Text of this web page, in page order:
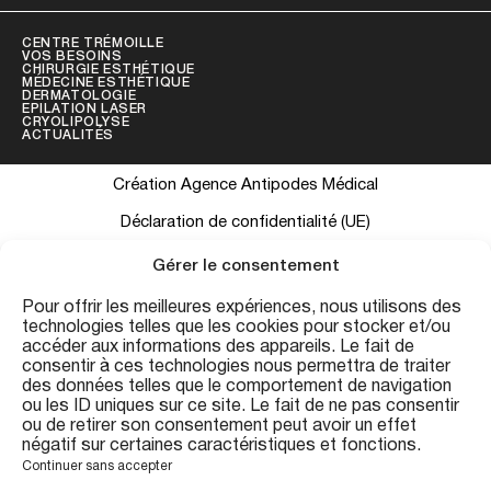
Gérer le consentement
Pour offrir les meilleures expériences, nous utilisons des
technologies telles que les cookies pour stocker et/ou
accéder aux informations des appareils. Le fait de
consentir à ces technologies nous permettra de traiter
des données telles que le comportement de navigation
ou les ID uniques sur ce site. Le fait de ne pas consentir
ou de retirer son consentement peut avoir un effet
négatif sur certaines caractéristiques et fonctions.
Continuer sans accepter
CENTRE TRÉMOILLE
VOS BESOINS
CHIRURGIE ESTHÉTIQUE
MÉDECINE ESTHÉTIQUE
DERMATOLOGIE
EPILATION LASER
CRYOLIPOLYSE
ACTUALITÉS
Création Agence Antipodes Médical
Déclaration de confidentialité (UE)
Conditions générales
Les informations contenues sur ce site ont une visée informative et
ne se substituent pas à une consultation médicale personnalisée.
Conformément au Code de la Santé Publique (art. R.4127-19), les
résultats présentés sont indicatifs et peuvent varier. Consultation
préalable obligatoire avant tout acte. Centre Esthétique Trémoille
— 20 rue de la Trémoille, 75008 Paris.